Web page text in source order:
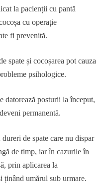
la pacienții cu pantă
cu operație
fi prevenită.
spate și cocoșarea pot cauza
psihologice.
datorează posturii la început,
permanentă.
de spate care nu dispar
de timp, iar în cazurile în
prin aplicarea la
ținând umărul sub urmare.